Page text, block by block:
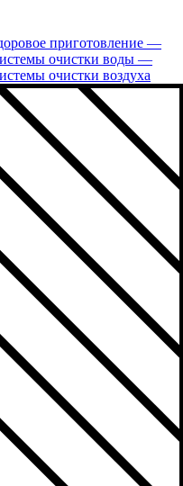
приготовление —
очистки воды —
очистки воздуха